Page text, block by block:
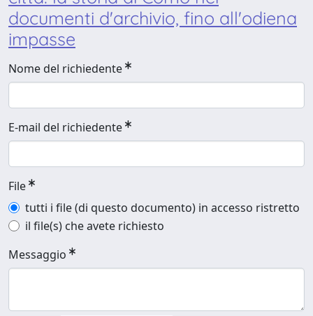
documenti d'archivio, fino all'odiena
impasse
Nome del richiedente
E-mail del richiedente
File
tutti i file (di questo documento) in accesso ristretto
il file(s) che avete richiesto
Messaggio